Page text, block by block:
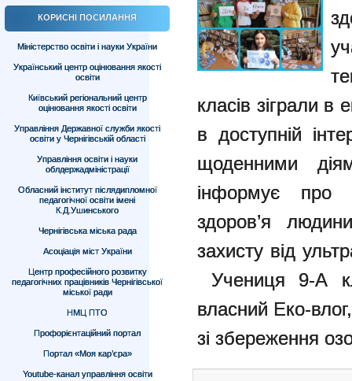
КОРИСНІ ПОСИЛАННЯ
Міністерство освіти і науки України
Український центр оцінювання якості
освіти
Київський регіональний центр
оцінювання якості освіти
Управління Державної служби якості
освіти у Чернігівській області
Управління освіти і науки
облдержадміністрації
Обласний інститут післядипломної
педагогічної освіти імені
К.Д.Ушинського
Чернігівська міська рада
Асоціація міст України
Центр професійного розвитку
педагогічних працівників Чернігівської
міської ради
НМЦ ПТО
Профорієнтаційний портал
Портал «Моя кар’єра»
Youtube-канал управління освіти
класів зіграли в
в доступній
щоденними
інформує про
здоров’я
захисту від
Учениця 9-А
власний Еко-
зі збереження